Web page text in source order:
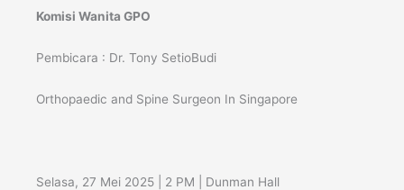
Komisi Wanita GPO
Pembicara : Dr. Tony SetioBudi
Orthopaedic and Spine Surgeon In Singapore
Selasa, 27 Mei 2025 | 2 PM | Dunman Hall